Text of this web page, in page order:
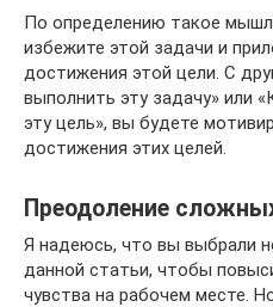
По определению такое
избежите этой задачи и
достижения этой цели. С
выполнить эту задачу» или
эту цель», вы будете
достижения этих целей.
Преодоление
Я надеюсь, что вы выбрали
данной статьи, чтобы
чувства на рабочем месте.